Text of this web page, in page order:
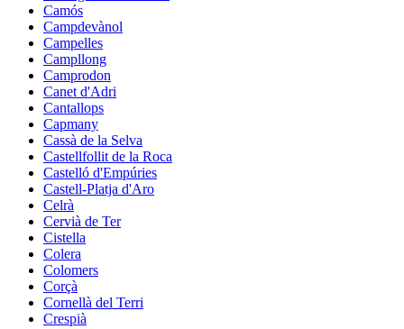
Camós
Campdevànol
Campelles
Campllong
Camprodon
Canet d'Adri
Cantallops
Capmany
Cassà de la Selva
Castellfollit de la Roca
Castelló d'Empúries
Castell-Platja d'Aro
Celrà
Cervià de Ter
Cistella
Colera
Colomers
Corçà
Cornellà del Terri
Crespià